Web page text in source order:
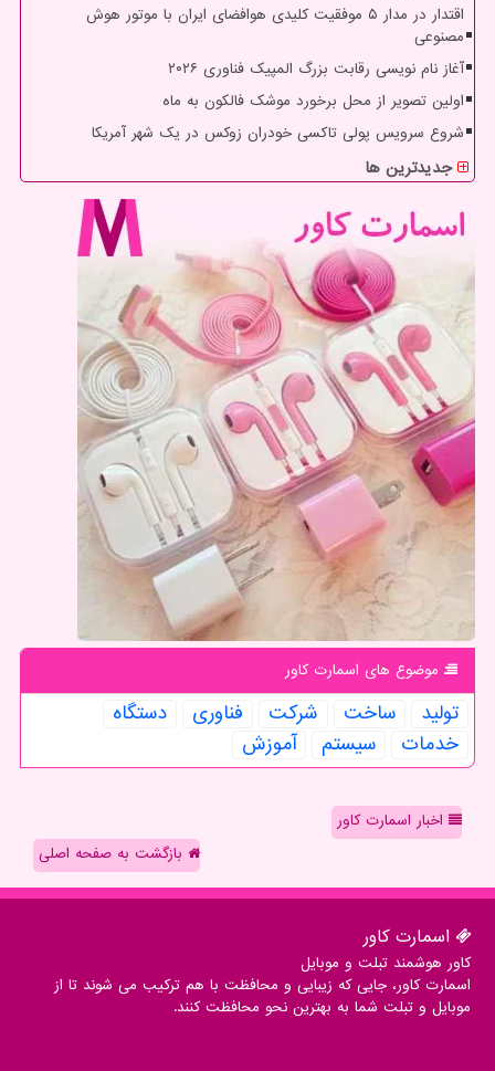
اقتدار در مدار ۵ موفقیت کلیدی هوافضای ایران با موتور هوش
مصنوعی
آغاز نام نویسی رقابت بزرگ المپیک فناوری ۲۰۲۶
اولین تصویر از محل برخورد موشک فالکون به ماه
شروع سرویس پولی تاکسی خودران زوکس در یک شهر آمریکا
جدیدترین ها
موضوع های اسمارت كاور
تولید ساخت شركت فناوری
دستگاه
خدمات
سیستم آموزش
اخبار اسمارت کاور
بازگشت به صفحه اصلی
اسمارت كاور
کاور هوشمند تبلت و موبایل
اسمارت کاور، جایی که زیبایی و محافظت با هم ترکیب می شوند تا از
موبایل و تبلت شما به بهترین نحو محافظت کنند.